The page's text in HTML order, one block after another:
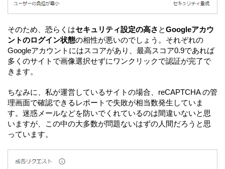
そのため、恐らくはセキュリティ設定の高さ とGoogleアカウ
ントのログイン状態の相性が悪いのでしょう。それぞれの
Googleアカウントにはスコアがあり、最高スコア0.9であれば
多くのサイトで画像選択せずにワンクリックで認証が完了で
きます。
ちなみに、私が運営しているサイトの場合、reCAPTCHA の管
理画面で確認できるレポートで失敗が相当数発生していま
す。迷惑メールなどを防いでくれているのは間違いないと思
いますが、この中の大多数が問題ないはずの人間だろうと思
っています。